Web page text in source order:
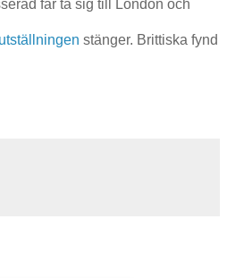
får ta sig till London och
stänger. Brittiska fynd